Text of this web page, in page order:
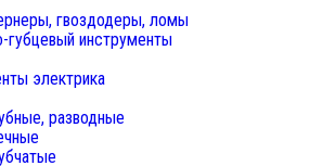
гвоздодеры, ломы
губцевый инструменты
электрика
разводные